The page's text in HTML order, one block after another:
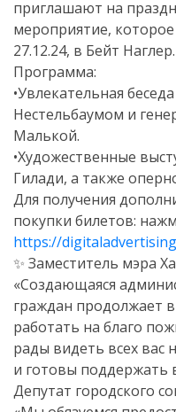
приглашают на
мероприятие, которое
27.12.24, в Бейт Наглер.
Программа:
•Увлекательная
Нестельбаумом и
Малькой.
•Художественные
Гилади, а также
Для получения
покупки билетов:
https://
✨ Заместитель мэра
«Создающаяся
граждан продолжает
работать на благо
рады видеть всех вас
и готовы поддержать
Депутат городского